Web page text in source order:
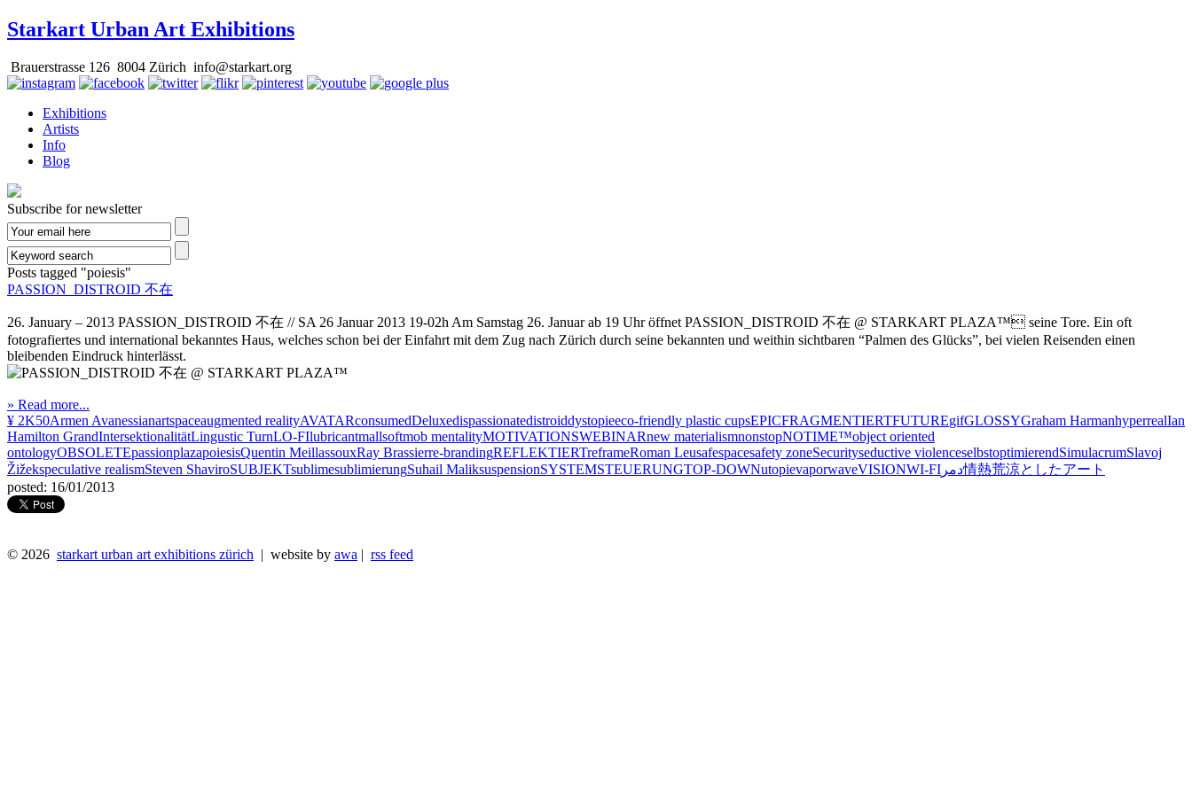
Starkart Urban Art Exhibitions
Brauerstrasse 126 8004 Zürich info@starkart.org
Exhibitions
Artists
Info
Blog
Subscribe for newsletter
Posts tagged "poiesis"
PASSION_DISTROID 不在
26. January – 2013 PASSION_DISTROID 不在 // SA 26 Januar 2013 19-02h Am Samstag 26. Januar ab 19 Uhr öffnet PASSION_DISTROID 不在 @ STARKART PLAZA™ seine Tore. Ein oft
fotografiertes und international bekanntes Haus, welches schon bei der Einfahrt mit dem Zug nach Zürich durch seine bekannten und weithin sichtbaren “Palmen des Glücks”, bei vielen Reisenden einen
bleibenden Eindruck hinterlässt.
» Read more...
¥ 2K50Armen Avanessianartspaceaugmented realityAVATARconsumedDeluxedispassionatedistroiddystopieeco-friendly plastic cupsEPICFRAGMENTIERTFUTUREgifGLOSSYGraham HarmanhyperrealIan
Hamilton GrandIntersektionalitätLingustic TurnLO-FIlubricantmallsoftmob mentalityMOTIVATIONSWEBINARnew materialismnonstopNOTIME™object oriented
ontologyOBSOLETEpassionplazapoiesisQuentin MeillassouxRay Brassierre-brandingREFLEKTIERTreframeRoman Leusafespacesafety zoneSecurityseductive violenceselbstoptimierendSimulacrumSlavoj
Žižekspeculative realismSteven ShaviroSUBJEKTsublimesublimierungSuhail MaliksuspensionSYSTEMSTEUERUNGTOP-DOWNutopievaporwaveVISIONWI-FI دمر情熱荒涼としたアート
posted: 16/01/2013
© 2026 starkart urban art exhibitions zürich | website by awa | rss feed